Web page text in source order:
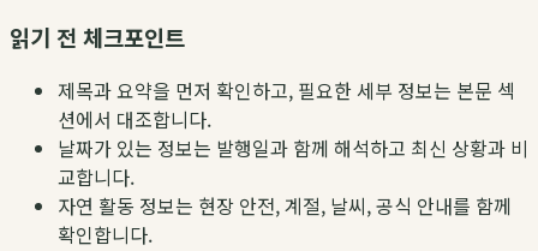
읽기 전 체크포인트
제목과 요약을 먼저 확인하고, 필요한 세부 정보는 본문 섹
션에서 대조합니다.
날짜가 있는 정보는 발행일과 함께 해석하고 최신 상황과 비
교합니다.
자연 활동 정보는 현장 안전, 계절, 날씨, 공식 안내를 함께
확인합니다.